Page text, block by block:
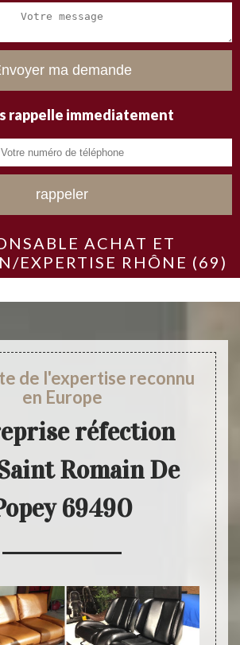
rappelle immediatement
ACHAT ET
EXPERTISE RHÔNE (69)
de l'expertise reconnu
en Europe
réfection
Romain De
69490